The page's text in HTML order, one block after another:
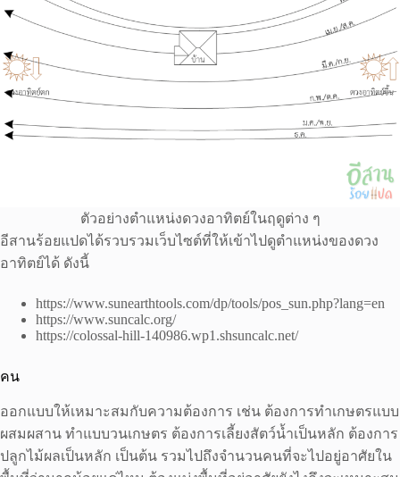
ตัวอย่างตำแหน่งดวงอาทิตย์ในฤดูต่าง ๆ
อีสานร้อยแปดได้รวบรวมเว็บไซต์ที่ให้เข้าไปดูตำแหน่งของดวง
อาทิตย์ได้ ดังนี้
https://www.sunearthtools.com/dp/tools/pos_sun.php?lang=en
https://www.suncalc.org/
https://colossal-hill-140986.wp1.shsuncalc.net/
คน
ออกแบบให้เหมาะสมกับความต้องการ เช่น ต้องการทำเกษตรแบบ
ผสมผสาน ทำแบบวนเกษตร ต้องการเลี้ยงสัตว์น้ำเป็นหลัก ต้องการ
ปลูกไม้ผลเป็นหลัก เป็นต้น รวมไปถึงจำนวนคนที่จะไปอยู่อาศัยใน